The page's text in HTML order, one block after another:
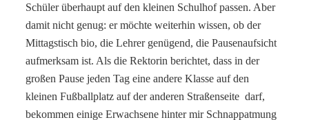
Schüler überhaupt auf den kleinen Schulhof passen. Aber
damit nicht genug: er möchte weiterhin wissen, ob der
Mittagstisch bio, die Lehrer genügend, die Pausenaufsicht
aufmerksam ist. Als die Rektorin berichtet, dass in der
großen Pause jeden Tag eine andere Klasse auf den
kleinen Fußballplatz auf der anderen Straßenseite darf,
bekommen einige Erwachsene hinter mir Schnappatmung